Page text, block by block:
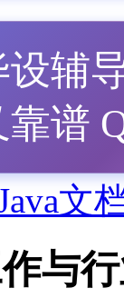
设辅
谱
文
与